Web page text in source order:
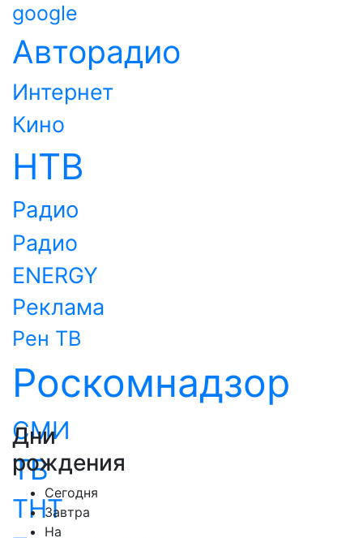
google
Авторадио
Интернет
Кино
НТВ
Радио
Радио
ENERGY
Реклама
Рен ТВ
Роскомнадзор
СМИ
ТВ
ТНТ
Дни
рождения
Сегодня
Завтра
На